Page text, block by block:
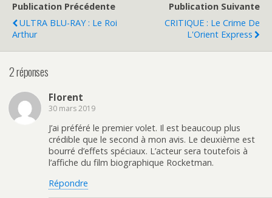
Publication Précédente
ULTRA BLU-RAY : Le Roi
Arthur
Publication Suivante
CRITIQUE : Le Crime De
L'Orient Express
2 réponses
Florent
30 mars 2019
J’ai préféré le premier volet. Il est beaucoup plus
crédible que le second à mon avis. Le deuxième est
bourré d’effets spéciaux. L’acteur sera toutefois à
l’affiche du film biographique Rocketman.
Répondre